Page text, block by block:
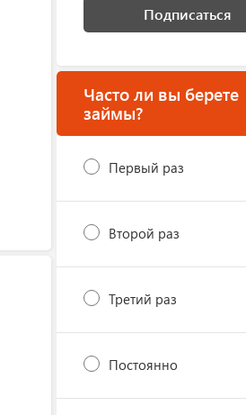
Подписаться
Часто ли вы берете
займы?
Первый раз
Второй раз
Третий раз
Постоянно